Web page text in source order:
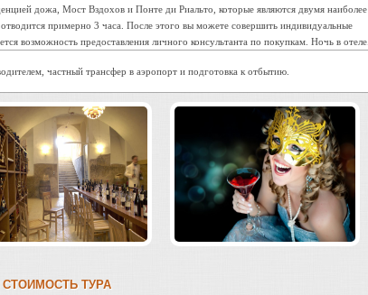
дожа, Мост Вздохов и Понте ди Риальто, которые являются двумя наиболее
примерно 3 часа. После этого вы можете совершить индивидуальные
возможность предоставления личного консультанта по покупкам. Ночь в отеле.
частный трансфер в аэропорт и подготовка к отбытию.
СТОИМОСТЬ ТУРА